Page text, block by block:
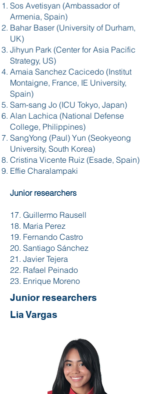
Sos Avetisyan (Ambassador of
Armenia, Spain)
Bahar Baser (University of Durham,
UK)
Jihyun Park (Center for Asia Pacific
Strategy, US)
Amaia Sanchez Cacicedo (Institut
Montaigne, France, IE University,
Spain)
Sam-sang Jo (ICU Tokyo, Japan)
Alan Lachica (National Defense
College, Philippines)
SangYong (Paul) Yun (Seokyeong
University, South Korea)
Cristina Vicente Ruiz (Esade, Spain)
Effie Charalampaki
Junior researchers
17. Guillermo Rausell
18. Maria Perez
19. Fernando Castro
20. Santiago Sánchez
21. Javier Tejera
22. Rafael Peinado
23. Enrique Moreno
Junior researchers
Lia Vargas